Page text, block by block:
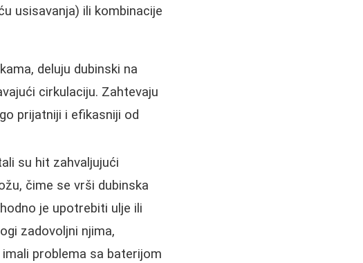
usisavanja) ili kombinacije
deluju dubinski na
cirkulaciju. Zahtevaju
prijatniji i efikasniji od
su hit zahvaljujući
čime se vrši dubinska
je upotrebiti ulje ili
zadovoljni njima,
problema sa baterijom